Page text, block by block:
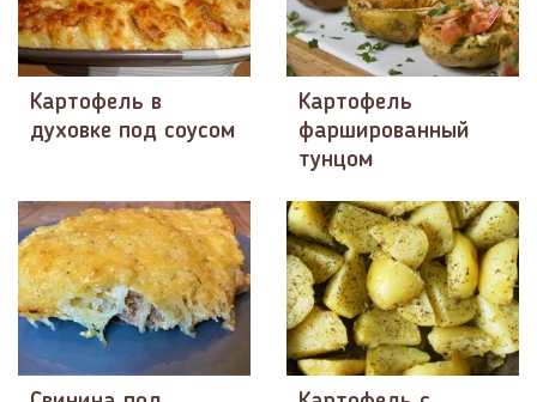
Картофель в
духовке под соусом
Картофель
фаршированный
тунцом